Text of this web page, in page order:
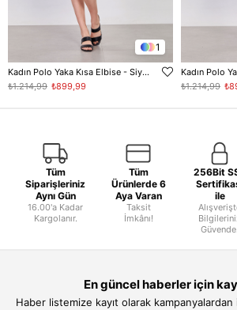
1
Kadın Polo Yaka Kısa Elbise - Siyah
₺899,99
₺1.214,99 ₺1.214,99
Tüm
Siparişleriniz
Aynı Gün
16.00'a Kadar
Kargolanır.
Tüm
Ürünlerde 6
Aya Varan
Taksit
İmkânı!
256Bit
ile
Güvende.
En güncel haberler için
Haber listemize kayıt olarak